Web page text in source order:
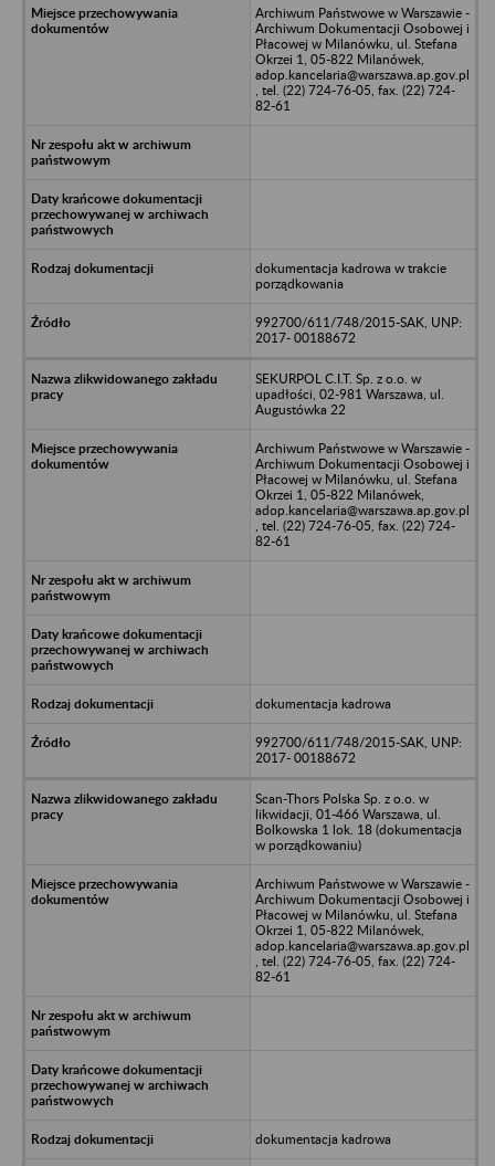
Archiwum Państwowe w Warszawie -
Archiwum Dokumentacji Osobowej i
Płacowej w Milanówku, ul. Stefana
Okrzei 1, 05-822 Milanówek,
adop.kancelaria@warszawa.ap.gov.pl
, tel. (22) 724-76-05, fax. (22) 724-
82-61
dokumentacja kadrowa w trakcie
porządkowania
992700/611/748/2015-SAK, UNP:
2017- 00188672
SEKURPOL C.I.T. Sp. z o.o. w
upadłości, 02-981 Warszawa, ul.
Augustówka 22
Archiwum Państwowe w Warszawie -
Archiwum Dokumentacji Osobowej i
Płacowej w Milanówku, ul. Stefana
Okrzei 1, 05-822 Milanówek,
adop.kancelaria@warszawa.ap.gov.pl
, tel. (22) 724-76-05, fax. (22) 724-
82-61
dokumentacja kadrowa
992700/611/748/2015-SAK, UNP:
2017- 00188672
Scan-Thors Polska Sp. z o.o. w
likwidacji, 01-466 Warszawa, ul.
Bolkowska 1 lok. 18 (dokumentacja
w porządkowaniu)
Archiwum Państwowe w Warszawie -
Archiwum Dokumentacji Osobowej i
Płacowej w Milanówku, ul. Stefana
Okrzei 1, 05-822 Milanówek,
adop.kancelaria@warszawa.ap.gov.pl
, tel. (22) 724-76-05, fax. (22) 724-
82-61
dokumentacja kadrowa